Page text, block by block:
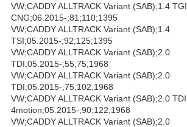
VW;CADDY ALLTRACK Variant (SAB);1.4 TGI
CNG;06.2015-;81;110;1395
VW;CADDY ALLTRACK Variant (SAB);1.4
TSI;05.2015-;92;125;1395
VW;CADDY ALLTRACK Variant (SAB);2.0
TDI;05.2015-;55;75;1968
VW;CADDY ALLTRACK Variant (SAB);2.0
TDI;05.2015-;75;102;1968
VW;CADDY ALLTRACK Variant (SAB);2.0 TDI
4motion;05.2015-;90;122;1968
VW;CADDY ALLTRACK Variant (SAB);2.0